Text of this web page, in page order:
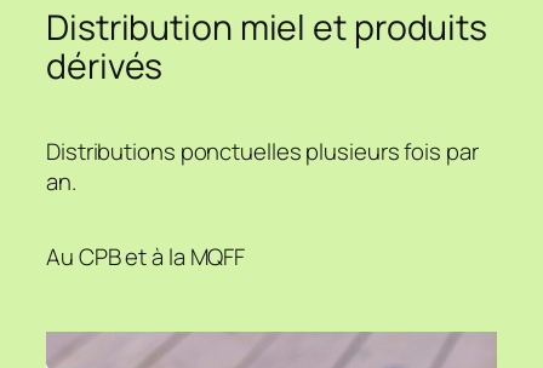
Distribution miel et produits
dérivés
Distributions ponctuelles plusieurs fois par
an.
Au CPB et à la MQFF